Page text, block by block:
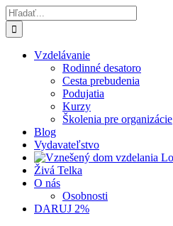
Skip
to
content
Hľadať:
Vzdelávanie
Rodinné desatoro
Cesta prebudenia
Podujatia
Kurzy
Školenia pre organizácie
Blog
Vydavateľstvo
Živá Telka
O nás
Osobnosti
DARUJ 2%